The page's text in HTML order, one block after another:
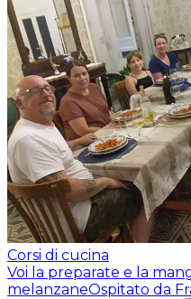
Corsi di cucina
Voi la preparate e la
melanzaneOspitato da